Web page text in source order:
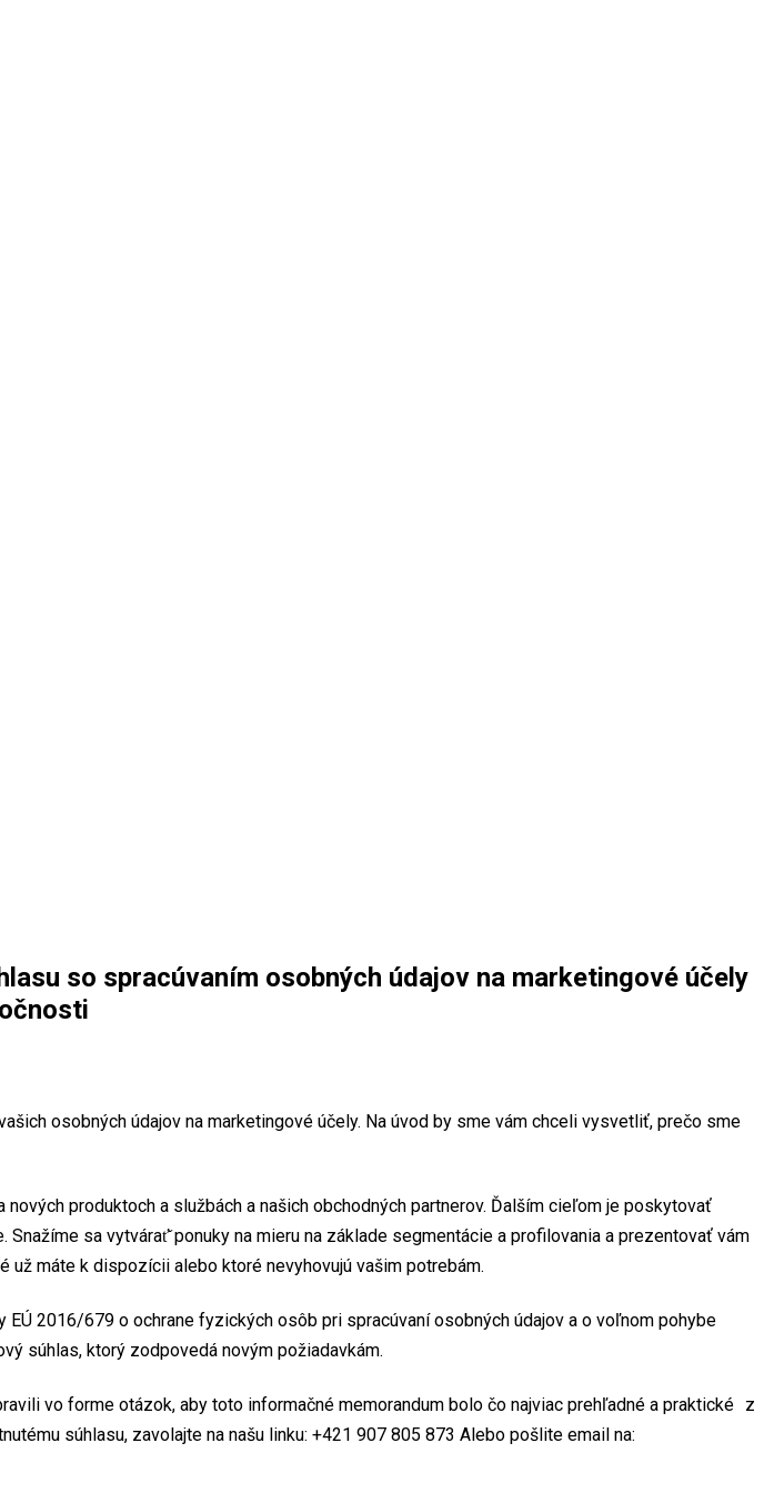
so spracúvaním osobných údajov na marketingové účely
osobných údajov na marketingové účely. Na úvod by sme vám chceli vysvetliť, prečo sme
produktoch a službách a našich obchodných partnerov. Ďalším cieľom je poskytovať
sa vytvárať̌ ponuky na mieru na základe segmentácie a profilovania a prezentovať vám
už máte k dispozícii alebo ktoré nevyhovujú vašim potrebám.
2016/679 o ochrane fyzických osôb pri spracúvaní osobných údajov a o voľnom pohybe
súhlas, ktorý zodpovedá novým požiadavkám.
vo forme otázok, aby toto informačné memorandum bolo čo najviac prehľadné a praktické z
súhlasu, zavolajte na našu linku: +421 907 805 873 Alebo pošlite email na: